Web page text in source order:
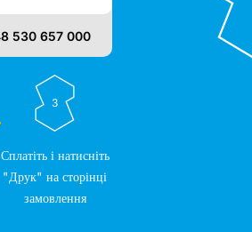
530 657 000
3
Сплатіть і натисніть
"Друк" на сторінці
замовлення